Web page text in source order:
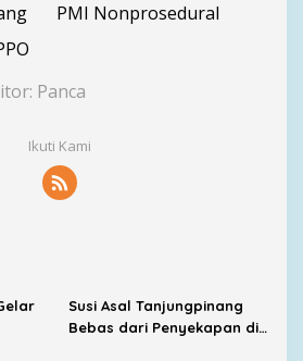
PMI Nonprosedural
Panca
Ikuti Kami
Susi Asal Tanjungpinang
Bebas dari Penyekapan di